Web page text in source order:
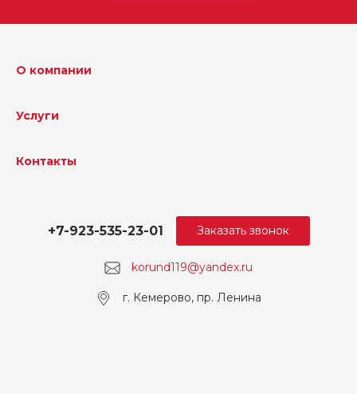
О компании
Услуги
Контакты
korund119@yandex.ru
+7-923-535-23-01
г. Кемерово, пр. Ленина
Заказать звонок